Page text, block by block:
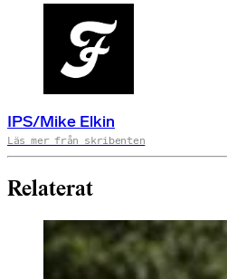
IPS/Mike Elkin
Läs mer från skribenten
Relaterat